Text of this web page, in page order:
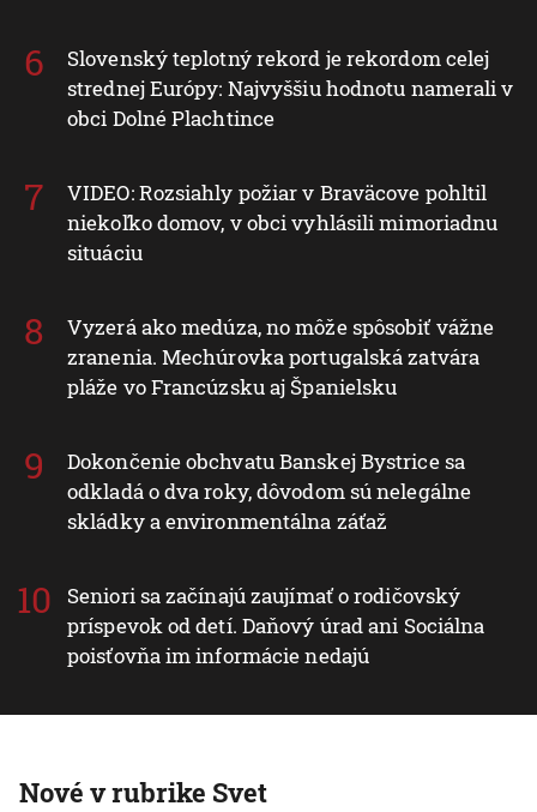
Slovenský teplotný rekord je rekordom celej
strednej Európy: Najvyššiu hodnotu namerali v
obci Dolné Plachtince
VIDEO: Rozsiahly požiar v Braväcove pohltil
niekoľko domov, v obci vyhlásili mimoriadnu
situáciu
Vyzerá ako medúza, no môže spôsobiť vážne
zranenia. Mechúrovka portugalská zatvára
pláže vo Francúzsku aj Španielsku
Dokončenie obchvatu Banskej Bystrice sa
odkladá o dva roky, dôvodom sú nelegálne
skládky a environmentálna záťaž
Seniori sa začínajú zaujímať o rodičovský
príspevok od detí. Daňový úrad ani Sociálna
poisťovňa im informácie nedajú
Nové v rubrike Svet